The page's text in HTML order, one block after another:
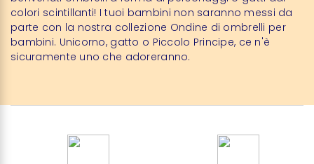
colori scintillanti! I tuoi bambini non saranno messi da
parte con la nostra collezione Ondine di ombrelli per
bambini. Unicorno, gatto o Piccolo Principe, ce n'è
sicuramente uno che adoreranno.